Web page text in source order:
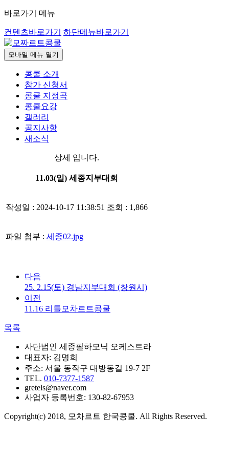
바로가기 메뉴
컨텐츠바로가기 하단메뉴바로가기
모바일 메뉴 열기
콩쿨 소개
참가 신청서
콩쿨 지정곡
콩쿨요강
갤러리
공지사항
새소식
상세 입니다.
11.03(일) 세종지부대회
작성일 : 2024-10-17 11:38:51 조회 : 1,866
파일 첨부 : 세종02.jpg
다음
25. 2.15(토) 경남지부대회 (창원시)
이전
11.16 리틀모차르트콩쿨
목록
사단법인 세종필하모닉 오케스트라
대표자: 김명희
주소: 서울 동작구 대방동길 19-7 2F
TEL. 010-7377-1587
gretels@naver.com
사업자 등록번호: 130-82-67953
Copyright(c) 2018, 모차르트 한국콩쿨. All Rights Reserved.